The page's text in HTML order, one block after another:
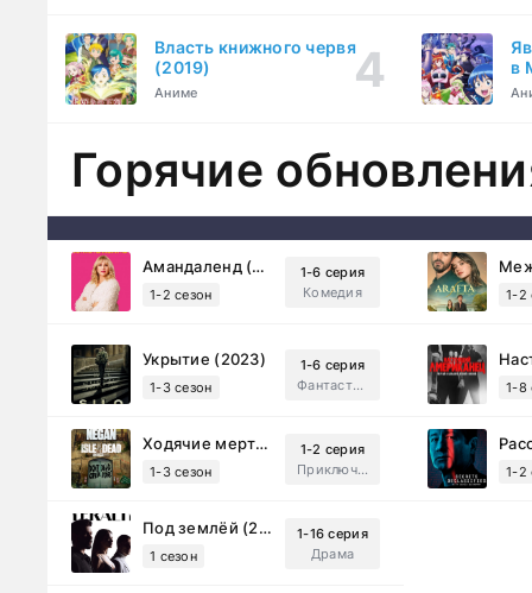
Власть книжного червя
(2019)
Аниме
в
Горячие
Амандаленд (2025)
1-2 сезон
1-6 серия
Комедия
1-2
Укрытие (2023)
1-3 сезон
1-6 серия
Фантастика, Триллер, Драма
1-8
Ходячие мертвецы: Мертвый город (2023)
1-3 сезон
1-2 серия
Приключения, Ужасы, Триллер
1-2
Под землёй (2026)
1 сезон
1-16 серия
Драма